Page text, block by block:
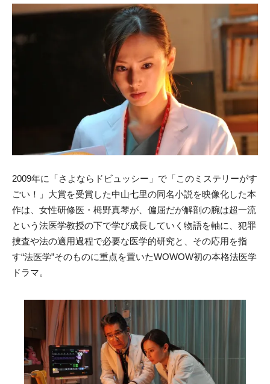
2009年に「さよならドビュッシー」で「このミステリーがす
ごい！」大賞を受賞した中山七里の同名小説を映像化した本
作は、女性研修医・栂野真琴が、偏屈だが解剖の腕は超一流
という法医学教授の下で学び成長していく物語を軸に、犯罪
捜査や法の適用過程で必要な医学的研究と、その応用を指
す“法医学”そのものに重点を置いたWOWOW初の本格法医学
ドラマ。